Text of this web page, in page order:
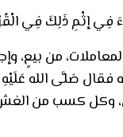
فِي إثْمِ ذَلِكَ فِي
من بيعٍ،
فقال صَلَّى
وكل كسب من